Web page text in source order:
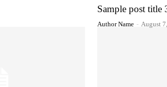
Sample post title
Author Name - August